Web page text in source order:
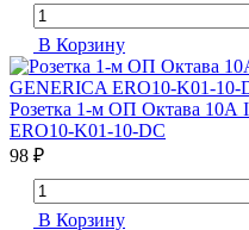
В Корзину
Розетка 1-м ОП Октава 10А
ERO10-K01-10-DC
98 ₽
В Корзину